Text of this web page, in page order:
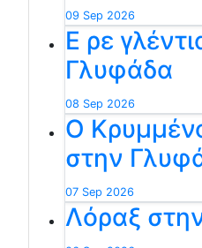
09 Sep 2026
Ε ρε
Γλυφάδα
08 Sep 2026
Ο
στην
07 Sep 2026
Λόραξ